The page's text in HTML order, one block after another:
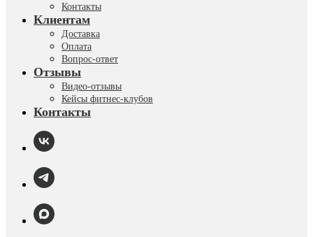
Контакты
Клиентам
Доставка
Оплата
Вопрос-ответ
Отзывы
Видео-отзывы
Кейсы фитнес-клубов
Контакты